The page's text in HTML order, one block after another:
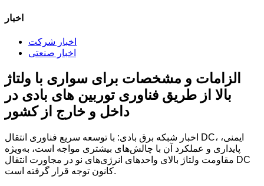
اخبار
اخبار شرکت
اخبار صنعتی
الزامات و مشخصات برای سواری با ولتاژ
بالا از طریق فناوری توربین های بادی در
داخل و خارج از کشور
اخبار شبکه برق بادی: با توسعه سریع فناوری انتقال DC، ایمنی،
پایداری و عملکرد آن با چالش‌های بیشتری مواجه است، به‌ویژه
مقاومت ولتاژ بالای واحدهای انرژی‌های نو در مجاورت انتقال DC
کانون توجه قرار گرفته است.